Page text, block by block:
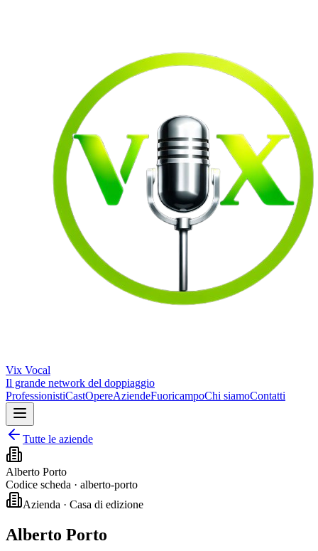
Vix Vocal
Il grande network del doppiaggio
ProfessionistiCastOpereAziendeFuoricampoChi siamoContatti
Tutte le aziende
Alberto Porto
Codice scheda · alberto-porto
Azienda · Casa di edizione
Alberto Porto